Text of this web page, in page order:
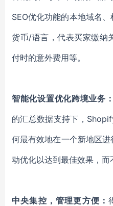
SEO优化功能的本地域名 、
货币/语言 ， 代表买家缴纳
付时的意外费用等。
智能化设置优化跨境业务
的汇总数据支持下 ，
何最有效地在一个新地区
动优化以达到最佳效果，而
中央集控，管理更方便：